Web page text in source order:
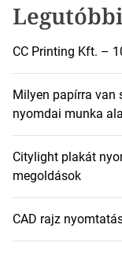
CC Printing Kft. –
Milyen papírra van
nyomdai munka
Citylight plakát
megoldások
CAD rajz